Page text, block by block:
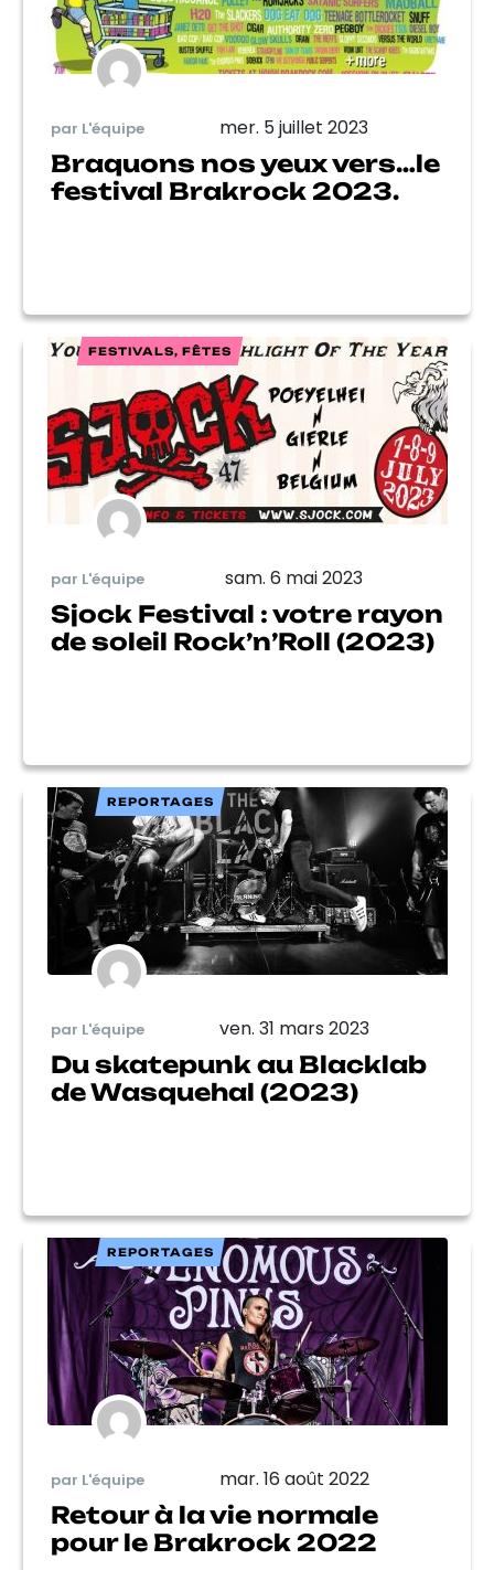
par L'équipe mer. 5 juillet 2023
Braquons nos yeux vers…le
festival Brakrock 2023.
FESTIVALS, FÊTES
par L'équipe sam. 6 mai 2023
Sjock Festival : votre rayon
de soleil Rock’n’Roll (2023)
REPORTAGES
par L'équipe ven. 31 mars 2023
Du skatepunk au Blacklab
de Wasquehal (2023)
REPORTAGES
par L'équipe mar. 16 août 2022
Retour à la vie normale
pour le Brakrock 2022